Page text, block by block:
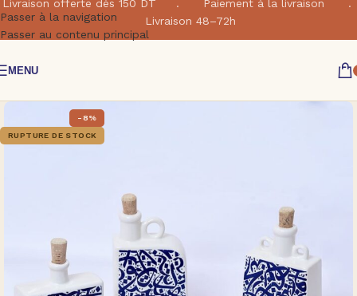
Passer à la navigation
Passer au contenu principal
Livraison offerte dés 150 DT . Paiement à la livraison .
Livraison 48–72h
MENU
-8%
RUPTURE DE STOCK